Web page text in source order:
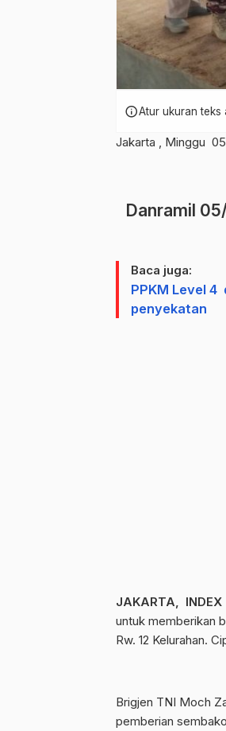
infoAtur ukuran teks
Jakarta , Minggu
Danramil
Baca juga:
PPKM Level
penyekatan
JAKARTA, INDEX
untuk memberikan
Rw. 12 Kelurahan.
Brigjen TNI Moch
pemberian